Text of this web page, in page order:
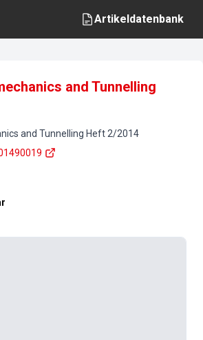
Artikeldatenbank
and Tunnelling
and Tunnelling Heft 2/2014